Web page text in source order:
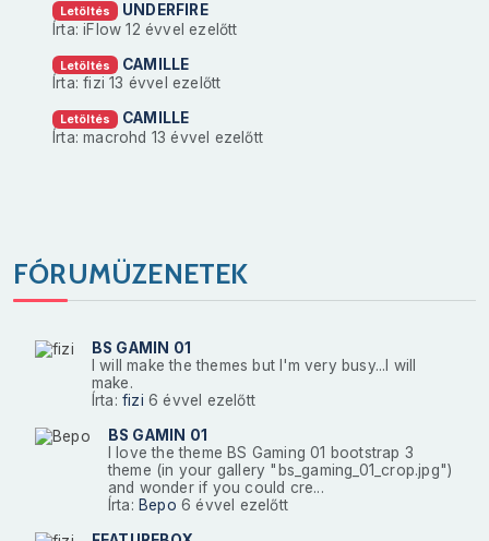
Letöltés
UNDERFIRE
Írta: iFlow12 évvel ezelőtt
Letöltés
CAMILLE
Írta: fizi13 évvel ezelőtt
Letöltés
CAMILLE
Írta: macrohd 13 évvel ezelőtt
FÓRUMÜZENETEK
BS GAMIN 01
I will make the themes but I'm very busy...I will
make.
Írta:fizi 6 évvel ezelőtt
BS GAMIN 01
I love the theme BS Gaming 01 bootstrap 3
theme (in your gallery "bs_gaming_01_crop.jpg")
and wonder if you could cre...
Írta: Bepo 6 évvel ezelőtt